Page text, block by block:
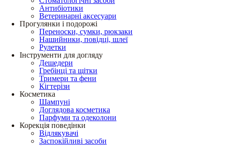
Антибіотики
Ветеринарні аксесуари
Прогулянки і подорожі
Переноски, сумки, рюкзаки
Нашийники, повідці, шлеї
Рулетки
Інструменти для догляду
Дешедери
Гребінці та щітки
Тримери та фени
Кігтерізи
Косметика
Шампуні
Доглядова косметика
Парфуми та одеколони
Корекція поведінки
Відлякувачі
Заспокійливі засоби